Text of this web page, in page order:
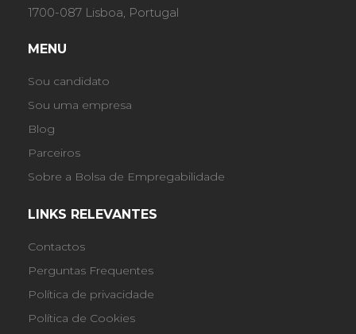
1700-087 Lisboa, Portugal
MENU
Sou candidato
Sou uma empresa
Blog
Parceiros
Sobre a Bolsa de Empregabilidade
LINKS RELEVANTES
Contactos
Perguntas Frequentes
Política de privacidade
Política de Cookies